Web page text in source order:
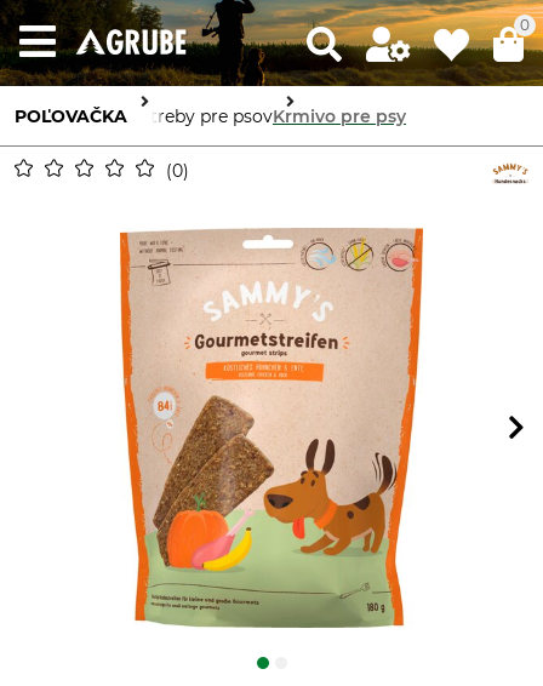
0
POĽOVAČKA Potreby pre psovKrmivo pre psy
0